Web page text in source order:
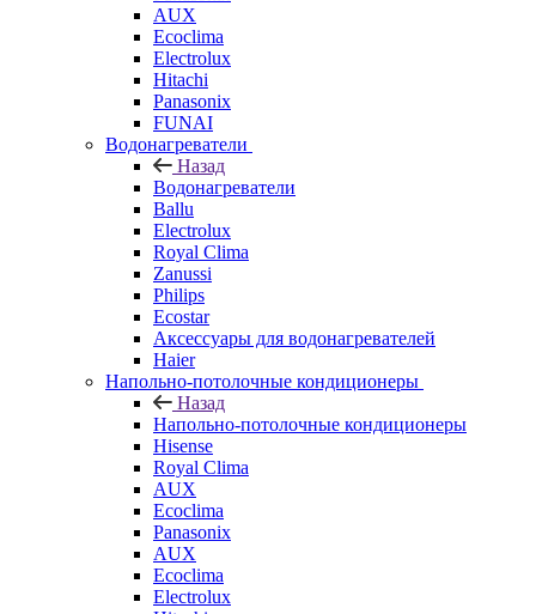
AUX
Ecoclima
Electrolux
Hitachi
Panasonix
FUNAI
Водонагреватели
Назад
Водонагреватели
Ballu
Electrolux
Royal Clima
Zanussi
Philips
Ecostar
Аксессуары для водонагревателей
Haier
Напольно-потолочные кондиционеры
Назад
Напольно-потолочные кондиционеры
Hisense
Royal Clima
AUX
Ecoclima
Panasonix
AUX
Ecoclima
Electrolux